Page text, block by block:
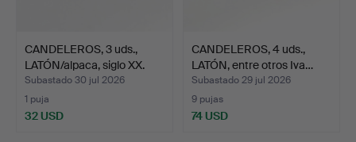
CANDELEROS, 3 uds.,
LATÓN/alpaca, siglo XX.
Subastado 30 jul 2026
1 puja
32 USD
CANDELEROS, 4 uds.,
LATÓN, entre otros Iva…
Subastado 29 jul 2026
9 pujas
74 USD